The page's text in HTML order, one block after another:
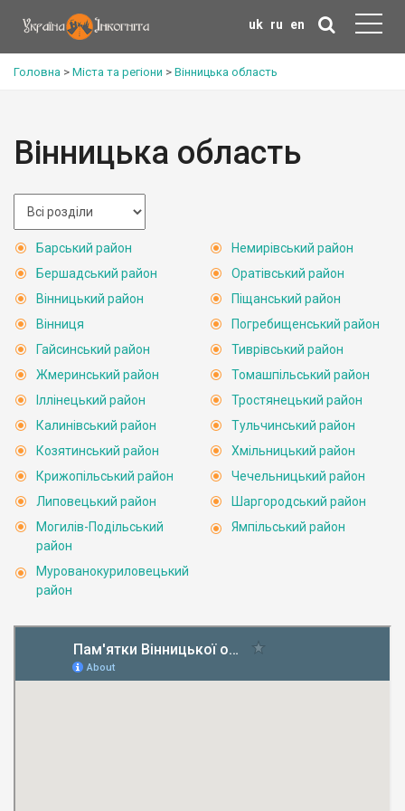
uk ru en
Головна > Міста та регіони > Вінницька область
Вінницька область
Барський район
Бершадський район
Вінницький район
Вінниця
Гайсинський район
Жмеринський район
Іллінецький район
Калинівський район
Козятинський район
Крижопільський район
Липовецький район
Могилів-Подільський
район
Мурованокуриловецький
район
Немирівський район
Оратівський район
Піщанський район
Погребищенський район
Тиврівський район
Томашпільський район
Тростянецький район
Тульчинський район
Хмільницький район
Чечельницький район
Шаргородський район
Ямпільський район